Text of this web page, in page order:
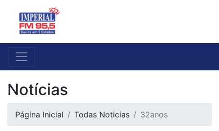
Notícias
Página Inicial Todas Noticias 32anos